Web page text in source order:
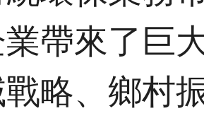
帶來了巨
略、鄉村